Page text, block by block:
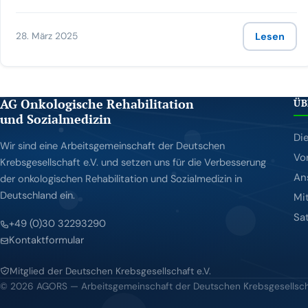
28. März 2025 Lesen
AG Onkologische Rehabilitation
und Sozialmedizin
Wir sind eine Arbeitsgemeinschaft der Deutschen
Krebsgesellschaft e.V. und setzen uns für die Verbesserung
der onkologischen Rehabilitation und Sozialmedizin in
Deutschland ein.
+49 (0)30 32293290
Kontaktformular
Mitglied der Deutschen Krebsgesellschaft e.V.
© 2026 AGORS — Arbeitsgemeinschaft der Deutschen